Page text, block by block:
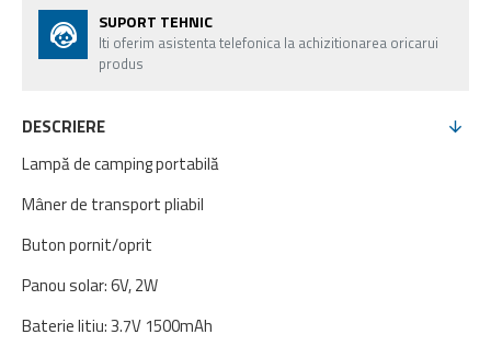
SUPORT TEHNIC
Iti oferim asistenta telefonica la achizitionarea oricarui
produs
DESCRIERE
Lampă de camping portabilă
Mâner de transport pliabil
Buton pornit/oprit
Panou solar: 6V, 2W
Baterie litiu: 3.7V 1500mAh